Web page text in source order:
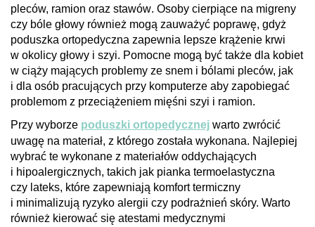
pleców, ramion oraz stawów. Osoby cierpiące na migreny
czy bóle głowy również mogą zauważyć poprawę, gdyż
poduszka ortopedyczna zapewnia lepsze krążenie krwi
w okolicy głowy i szyi. Pomocne mogą być także dla kobiet
w ciąży mających problemy ze snem i bólami pleców, jak
i dla osób pracujących przy komputerze aby zapobiegać
problemom z przeciążeniem mięśni szyi i ramion.
Przy wyborze poduszki ortopedycznej warto zwrócić
uwagę na materiał, z którego została wykonana. Najlepiej
wybrać te wykonane z materiałów oddychających
i hipoalergicznych, takich jak pianka termoelastyczna
czy lateks, które zapewniają komfort termiczny
i minimalizują ryzyko alergii czy podrażnień skóry. Warto
również kierować się atestami medycznymi